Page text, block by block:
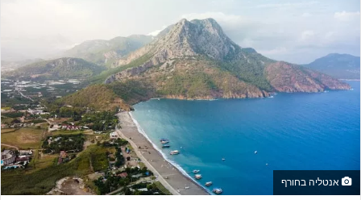
אנטליה בחורף